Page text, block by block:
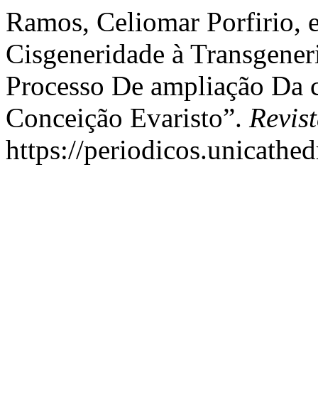
Ramos, Celiomar Porfirio,
Cisgeneridade à
Processo De ampliação
Conceição Evaristo”.
https://